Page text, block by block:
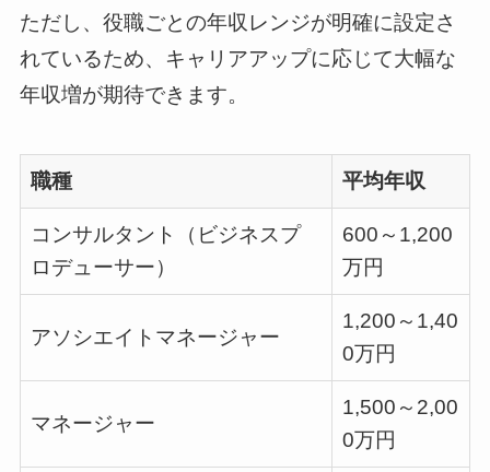
ただし、役職ごとの年収レンジが明確に設定さ
れているため、キャリアアップに応じて大幅な
年収増が期待できます。
職種 平均年収
コンサルタント（ビジネスプ
ロデューサー）
600～1,200
万円
アソシエイトマネージャー
1,200～1,40
0万円
マネージャー
1,500～2,00
0万円